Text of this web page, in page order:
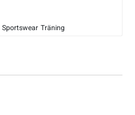
Sportswear Träning